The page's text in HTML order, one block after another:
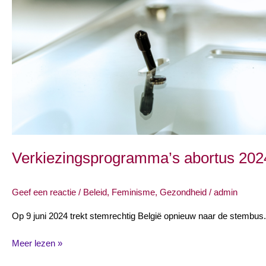
Verkiezingsprogramma’s abortus
Geef een reactie / Beleid, Feminisme, Gezondheid / admin
Op 9 juni 2024 trekt stemrechtig België opnieuw naar de
Meer lezen »